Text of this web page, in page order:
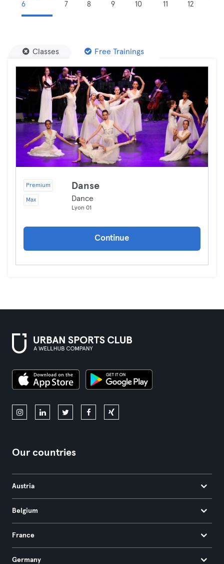
6
7
8
9
10
11
12
Classes Free Trainings
Premium
Max
Danse
Dance
Lyon 01
Continue
Our countries
Austria
Belgium
France
Germany